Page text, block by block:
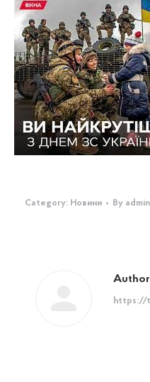
Category: Новини By admin
https://